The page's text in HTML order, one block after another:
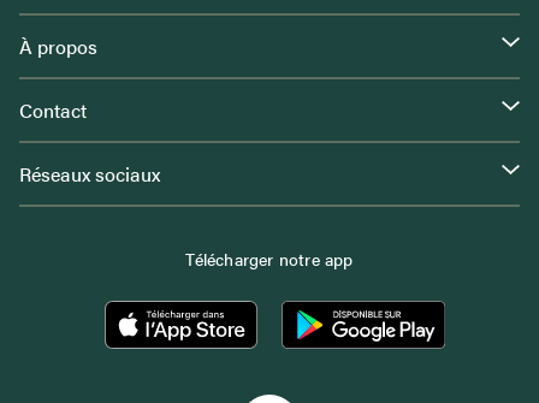
À propos
Contact
Réseaux sociaux
Télécharger notre app